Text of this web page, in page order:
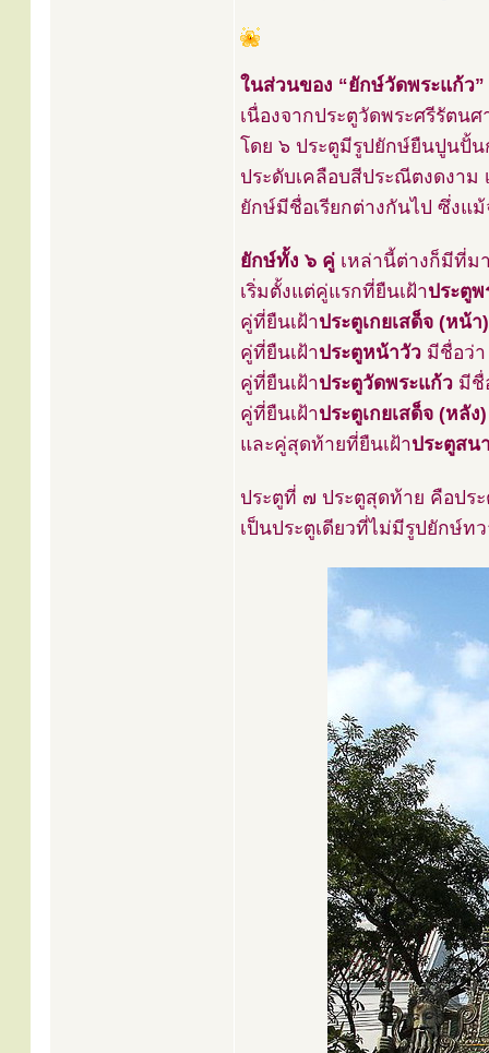
ในส่วนของ “ยักษ์วัดพระแก้ว
เนื่องจากประตูวัดพระศรีรัตน
โดย ๖ ประตูมีรูปยักษ์ยืนปูนปั้
ประดับเคลือบสีประณีตงดงาม
ยักษ์มีชื่อเรียกต่างกันไป ซึ่งแ
ยักษ์ทั้ง ๖ คู่ เหล่านี้ต่างก็มีที่ม
เริ่มตั้งแต่คู่แรกที่ยืนเฝ้าประตูพ
คู่ที่ยืนเฝ้าประตูเกยเสด็จ (หน้า)
คู่ที่ยืนเฝ้าประตูหน้าวัว มีชื่อว่
คู่ที่ยืนเฝ้าประตูวัดพระแก้ว มีชื่
คู่ที่ยืนเฝ้าประตูเกยเสด็จ (หลัง)
และคู่สุดท้ายที่ยืนเฝ้าประตูสน
ประตูที่ ๗ ประตูสุดท้าย คือปร
เป็นประตูเดียวที่ไม่มีรูปยักษ์